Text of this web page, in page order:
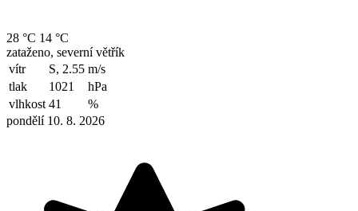
28 °C 14 °C
zataženo, severní větřík
vítr
S, 2.55 m/s
tlak
1021
hPa
vlhkost 41
%
pondělí 10. 8. 2026